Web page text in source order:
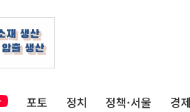
포토 정치 정책·서울 경제